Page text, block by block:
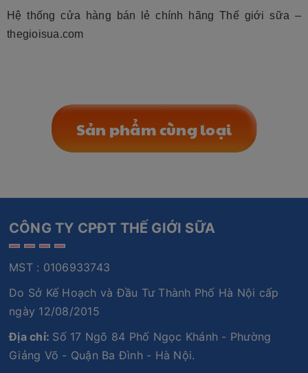
Hệ thống cửa hàng bán lẻ chính hãng Thế giới sữa –
thegioisua.com
Sản phẩm cùng loại
CÔNG TY CPĐT THẾ GIỚI SỮA
MST : 0106933743
Do Sở Kế Hoạch và Đầu Tư Thành Phố Hà Nội cấp
ngày 12/08/2015
Địa chỉ: Số 17 Ngõ 84 Phố Ngọc Khánh - Phường
Giảng Võ - Quận Ba Đình - Hà Nội.